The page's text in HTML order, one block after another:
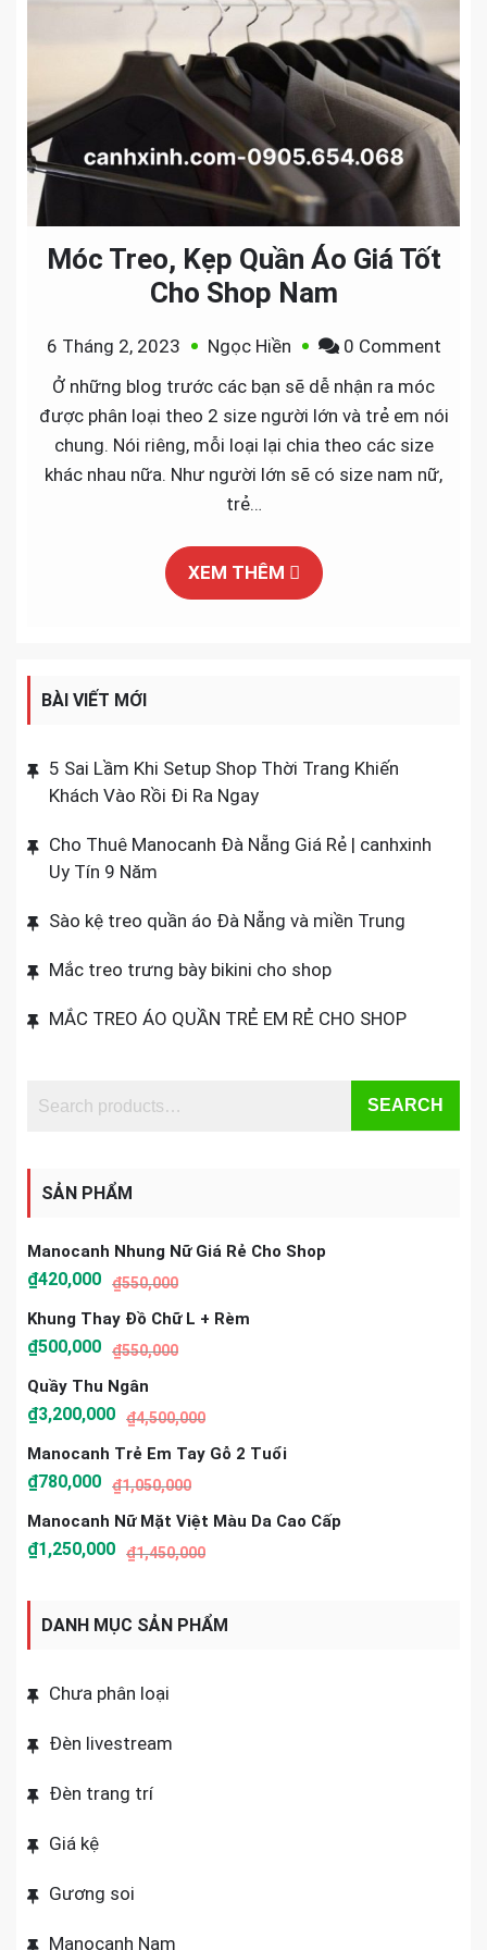
Móc Treo, Kẹp Quần Áo Giá Tốt
Cho Shop Nam
6 Tháng 2, 2023 Ngọc Hiền 0 Commenton
Treo,
Ở những blog trước các bạn sẽ dễ nhận ra móc
được phân loại theo 2 size người lớn và trẻ em nói
chung. Nói riêng, mỗi loại lại chia theo các size
khác nhau nữa. Như người lớn sẽ có size nam nữ,
trẻ…
XEM THÊM
BÀI VIẾT MỚI
5 Sai Lầm Khi Setup Shop Thời Trang Khiến
Khách Vào Rồi Đi Ra Ngay
Cho Thuê Manocanh Đà Nẵng Giá Rẻ | canhxinh
Uy Tín 9 Năm
Sào kệ treo quần áo Đà Nẵng và miền Trung
Mắc treo trưng bày bikini cho shop
MẮC TREO ÁO QUẦN TRẺ EM RẺ CHO SHOP
SEARCH
SẢN PHẨM
Manocanh Nhung Nữ Giá Rẻ Cho Shop
₫550,000
₫420,000
Khung Thay Đồ Chữ L + Rèm
₫550,000
₫500,000
Quầy Thu Ngân
₫4,500,000
₫3,200,000
Manocanh Trẻ Em Tay Gỗ 2 Tuổi
₫1,050,000
₫780,000
Manocanh Nữ Mặt Việt Màu Da Cao Cấp
₫1,450,000
₫1,250,000
DANH MỤC SẢN PHẨM
Chưa phân loại
Đèn livestream
Đèn trang trí
Giá kệ
Gương soi
Manocanh Nam